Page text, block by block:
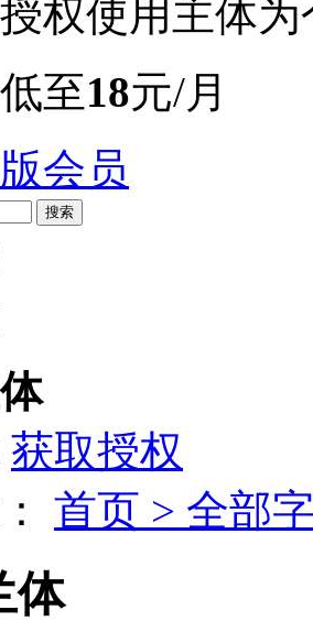
权使用主体为
至18元/月
会员
搜索
获取授权
首页 > 全部
体